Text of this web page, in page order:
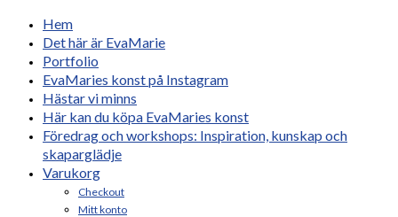
Hem
Det här är EvaMarie
Portfolio
EvaMaries konst på Instagram
Hästar vi minns
Här kan du köpa EvaMaries konst
Föredrag och workshops: Inspiration, kunskap och
skaparglädje
Varukorg
Checkout
Mitt konto